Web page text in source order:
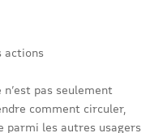
actions
pas seulement
comment circuler,
parmi les autres usagers